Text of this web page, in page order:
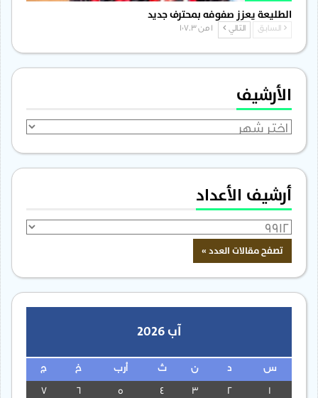
الطليعة يعزز صفوفه بمحترف جديد
السابق التالي
الأرشيف
الأرشيف
أرشيف الأعداد
آب 2026
س ن ث أرب خ ج
3